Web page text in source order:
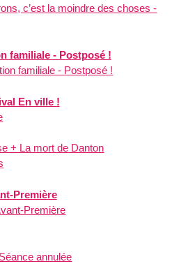
c’est la moindre des choses -
familiale - Postposé !
familiale - Postposé !
En ville !
+ La mort de Danton
Première
Première
annulée